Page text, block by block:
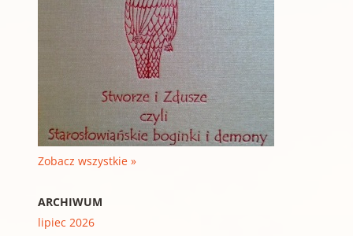
Zobacz wszystkie »
ARCHIWUM
lipiec 2026